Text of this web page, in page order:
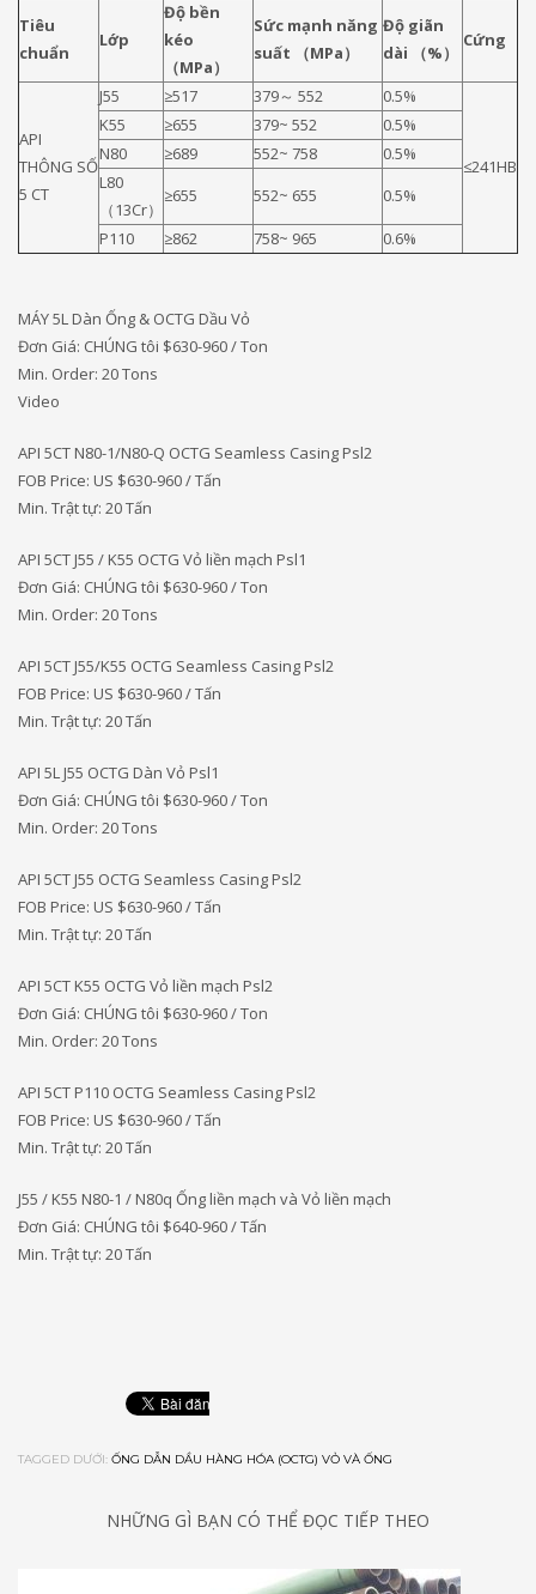
Tiêu
chuẩn
Lớp
Độ bền
kéo
（MPa）
Sức mạnh năng
suất （MPa）
Độ giãn
dài （%）
Cứng
API
THÔNG SỐ
5 CT
J55 ≥517 379～ 552 0.5%
≤241HB
K55 ≥655 379~ 552
0.5%
N80
≥689 552~ 758
0.5%
L80
（13Cr）
≥655 552~ 655
0.5%
P110
≥862 758~ 965 0.6%
MÁY 5L Dàn Ống & OCTG Dầu Vỏ
Đơn Giá: CHÚNG tôi $630-960 / Ton
Min. Order: 20 Tons
Video
API 5CT N80-1/N80-Q OCTG Seamless Casing Psl2
FOB Price: US $630-960 / Tấn
Min. Trật tự: 20 Tấn
API 5CT J55 / K55 OCTG Vỏ liền mạch Psl1
Đơn Giá: CHÚNG tôi $630-960 / Ton
Min. Order: 20 Tons
API 5CT J55/K55 OCTG Seamless Casing Psl2
FOB Price: US $630-960 / Tấn
Min. Trật tự: 20 Tấn
API 5L J55 OCTG Dàn Vỏ Psl1
Đơn Giá: CHÚNG tôi $630-960 / Ton
Min. Order: 20 Tons
API 5CT J55 OCTG Seamless Casing Psl2
FOB Price: US $630-960 / Tấn
Min. Trật tự: 20 Tấn
API 5CT K55 OCTG Vỏ liền mạch Psl2
Đơn Giá: CHÚNG tôi $630-960 / Ton
Min. Order: 20 Tons
API 5CT P110 OCTG Seamless Casing Psl2
FOB Price: US $630-960 / Tấn
Min. Trật tự: 20 Tấn
J55 / K55 N80-1 / N80q Ống liền mạch và Vỏ liền mạch
Đơn Giá: CHÚNG tôi $640-960 / Tấn
Min. Trật tự: 20 Tấn
TAGGED DƯỚI: ỐNG DẪN DẦU HÀNG HÓA (OCTG) VỎ VÀ ỐNG
NHỮNG GÌ BẠN CÓ THỂ ĐỌC TIẾP THEO